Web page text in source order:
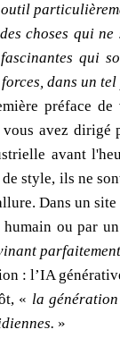
choses qui
qui
dans un
préface
avez dirigé
avant
style, ils ne
Dans un
ou par
: l’IA
« la
»